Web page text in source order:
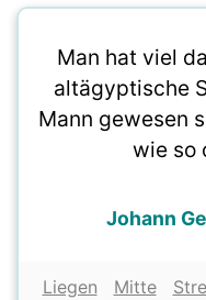
Man hat viel
altägyptische
Mann gewesen
wie so
Johann
Liegen Mitte